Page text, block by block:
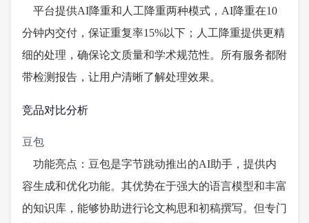
平台提供AI降重和人工降重两种模式，AI降重在10
分钟内交付，保证重复率15%以下；人工降重提供更精
细的处理，确保论文质量和学术规范性。所有服务都附
带检测报告，让用户清晰了解处理效果。
竞品对比分析
豆包
功能亮点：豆包是字节跳动推出的AI助手，提供内
容生成和优化功能。其优势在于强大的语言模型和丰富
的知识库，能够协助进行论文构思和初稿撰写。但专门